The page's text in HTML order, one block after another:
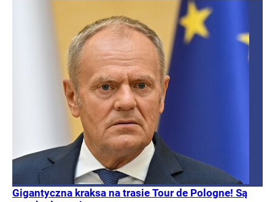
Gigantyczna kraksa na trasie Tour de Pologne! Są